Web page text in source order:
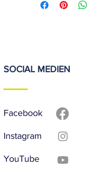
auf Links waschen
nicht chemisch
SOCIAL MEDIEN
Facebook
Instagram
YouTube